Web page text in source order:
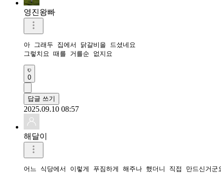
영진왕빠
아 그래두 집에서 닭갈비을 드셨네요
그렇치요 때를 거를순 없지요
0
답글 쓰기
2025.09.10 08:57
해달이
어느 식당에서 이렇게 푸짐하게 해주나 했더니 직접 만드신거군